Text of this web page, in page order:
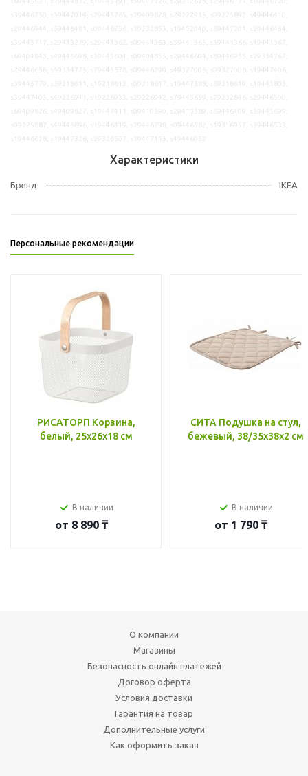
Характеристики
Бренд IKEA
Персональные рекомендации
РИСАТОРП Корзина,
белый, 25x26x18 см
В наличии
от 8 890 ₸
СИТА Подушка на стул,
бежевый, 38/35x38x2 см
В наличии
от 1 790 ₸
О компании
Магазины
Безопасность онлайн платежей
Договор оферта
Условия доставки
Гарантия на товар
Дополнительные услуги
Как оформить заказ